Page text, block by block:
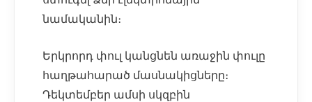
նամականին։
Երկրորդ փուլ կանցնեն առաջին փուլը
հաղթահարած մասնակիցները։
Դեկտեմբեր ամսի սկզբին